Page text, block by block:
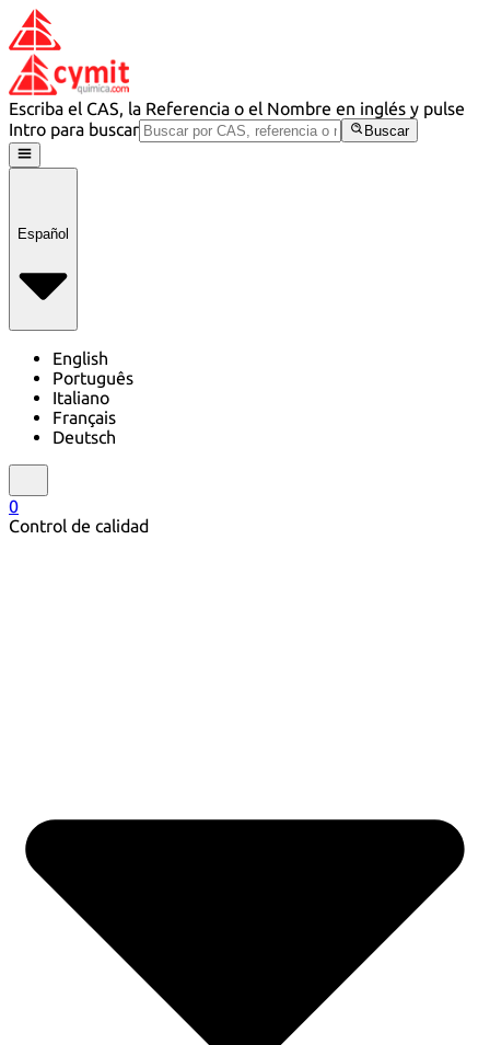
Escriba el CAS, la Referencia o el Nombre en inglés y pulse
Intro para buscar
Buscar
Español
English
Português
Italiano
Français
Deutsch
0
Control de calidad